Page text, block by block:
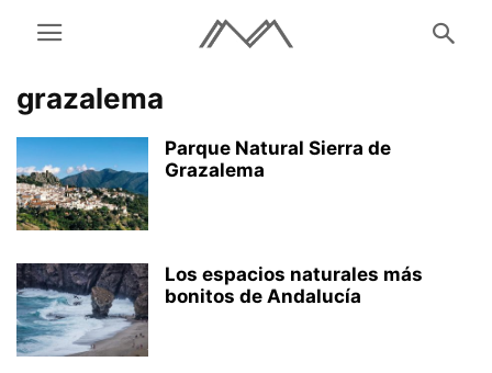
grazalema
Parque Natural Sierra de
Grazalema
Los espacios naturales más
bonitos de Andalucía